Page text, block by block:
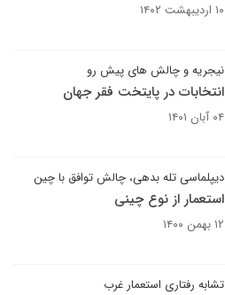
۱۰ اردیبهشت ۱۴۰۲
نیجریه و چالش های پیش رو
انتخابات در پایتخت فقر جهان
۰۴ آبان ۱۴۰۱
دیپلماسی تله بدهی، چالش توافق با چین
استعمار از نوع چینی
۱۲ بهمن ۱۴۰۰
تشابه رفتاری استعمار غرب